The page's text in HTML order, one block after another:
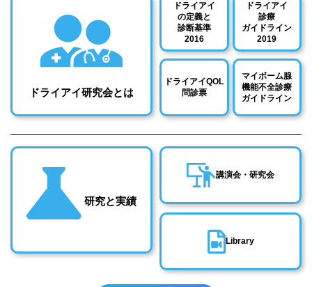
ドライアイ研究会とは
ドライアイ
の定義と
診断基準
2016
ドライアイ
診療
ガイドライン
2019
ドライアイQOL
問診票
マイボーム腺
機能不全診療
ガイドライン
研究と実績
講演会・研究会
Library